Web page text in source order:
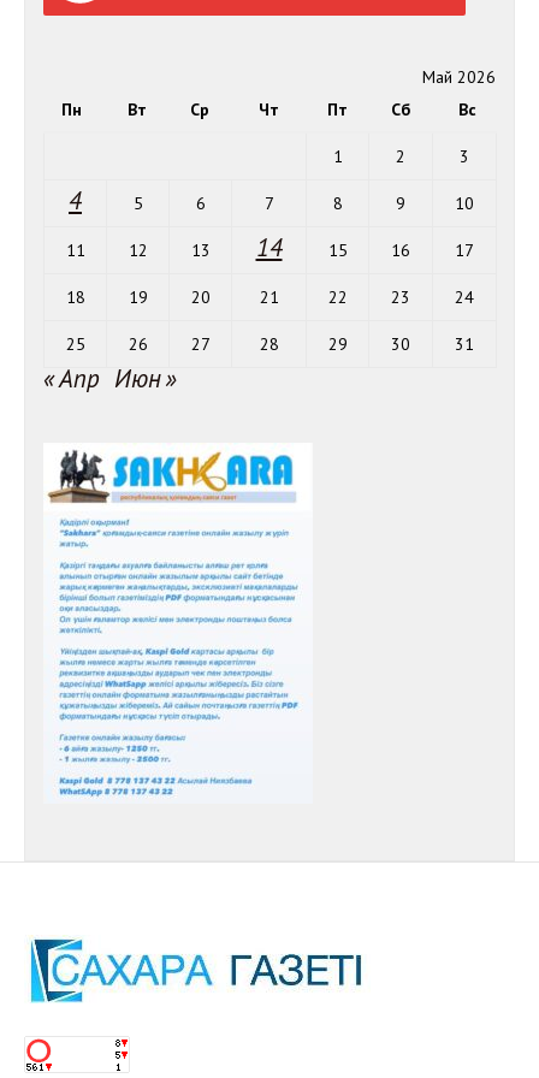
Май 2026
Пн
Вт Ср Чт Пт Сб Вс
1 2 3
4 5 6 7 8 9 10
11 12 13 14 15 16 17
18 19 20 21 22 23 24
25 26 27 28 29 30 31
« Апр Июн »